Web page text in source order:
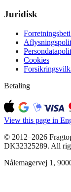
Juridisk
Cookies
Betaling
View this page in
© 2012–2026
DK32325289. All
Nålemagervej 1,